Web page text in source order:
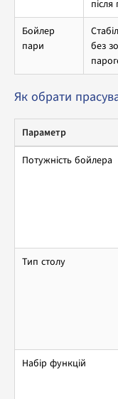
після
Бойлер
пари
без
Як обрати
Параметр
Потужність бойлера
Тип столу
Набір функцій